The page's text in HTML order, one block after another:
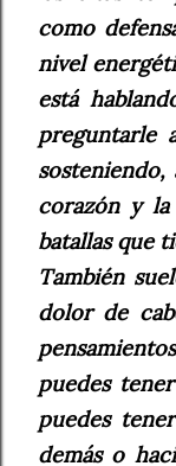
como
nivel
está
preguntarle
corazón y la
batallas que
También
dolor de
puedes
puedes
demás o